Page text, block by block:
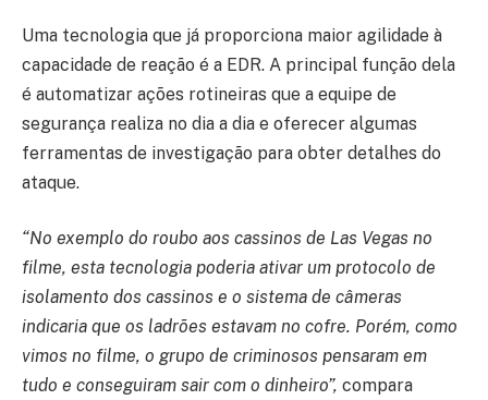
Uma tecnologia que já proporciona maior agilidade à
capacidade de reação é a EDR. A principal função dela
é automatizar ações rotineiras que a equipe de
segurança realiza no dia a dia e oferecer algumas
ferramentas de investigação para obter detalhes do
ataque.
“No exemplo do roubo aos cassinos de Las Vegas no
filme, esta tecnologia poderia ativar um protocolo de
isolamento dos cassinos e o sistema de câmeras
indicaria que os ladrões estavam no cofre. Porém, como
vimos no filme, o grupo de criminosos pensaram em
tudo e conseguiram sair com o dinheiro”, compara